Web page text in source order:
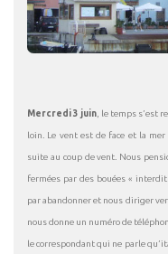
Mercredi 3 juin , le temps s’est
loin. Le vent est de face et la
suite au coup de vent. Nous
fermées par des bouées «
par abandonner et nous diriger
nous donne un numéro de
le correspondant qui ne parle